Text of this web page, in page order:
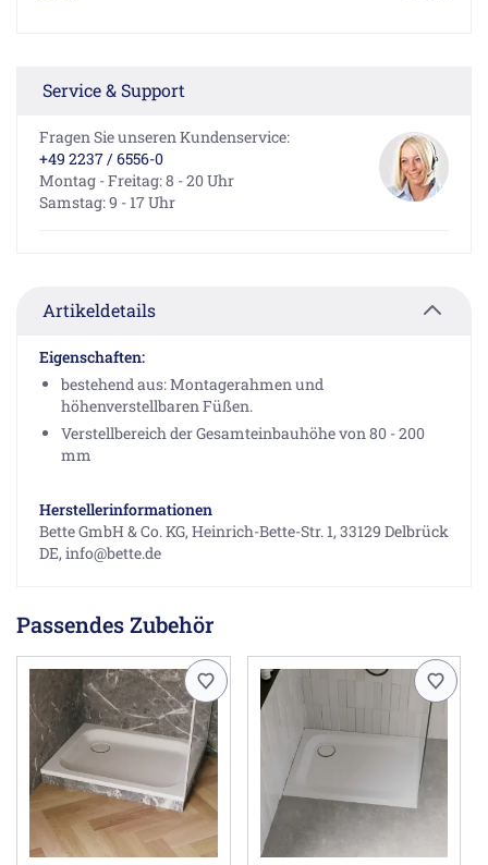
Service & Support
Fragen Sie unseren Kundenservice:
+49 2237 / 6556-0
Montag - Freitag: 8 - 20 Uhr
Samstag: 9 - 17 Uhr
Artikeldetails
Eigenschaften:
bestehend aus: Montagerahmen und
höhenverstellbaren Füßen.
Verstellbereich der Gesamteinbauhöhe von 80 - 200
mm
Herstellerinformationen
Bette GmbH & Co. KG, Heinrich-Bette-Str. 1, 33129 Delbrück
DE, info@bette.de
Passendes Zubehör